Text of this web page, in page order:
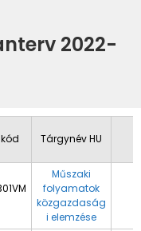
2022-
kód Tárgynév HU
Műszaki
folyamatok
közgazdaság
i elemzése